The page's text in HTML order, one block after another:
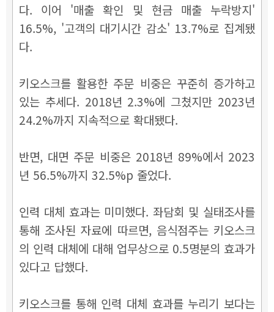
다. 이어 '매출 확인 및 현금 매출 누락방지'
16.5%, '고객의 대기시간 감소' 13.7%로 집계됐
다.
키오스크를 활용한 주문 비중은 꾸준히 증가하고
있는 추세다. 2018년 2.3%에 그쳤지만 2023년
24.2%까지 지속적으로 확대됐다.
반면, 대면 주문 비중은 2018년 89%에서 2023
년 56.5%까지 32.5%p 줄었다.
인력 대체 효과는 미미했다. 좌담회 및 실태조사를
통해 조사된 자료에 따르면, 음식점주는 키오스크
의 인력 대체에 대해 업무상으로 0.5명분의 효과가
있다고 답했다.
키오스크를 통해 인력 대체 효과를 누리기 보다는